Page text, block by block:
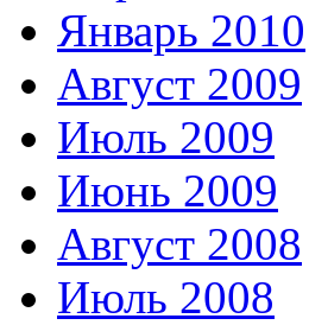
Январь 2010
Август 2009
Июль 2009
Июнь 2009
Август 2008
Июль 2008